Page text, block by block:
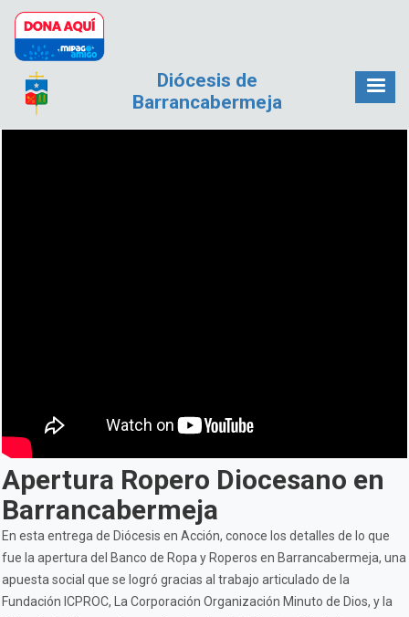
Pasar al contenido principal
Diócesis de
Barrancabermeja
Apertura Ropero Diocesano en
Barrancabermeja
En esta entrega de Diócesis en Acción, conoce los detalles de lo que
fue la apertura del Banco de Ropa y Roperos en Barrancabermeja, una
apuesta social que se logró gracias al trabajo articulado de la
Fundación ICPROC, La Corporación Organización Minuto de Dios, y la